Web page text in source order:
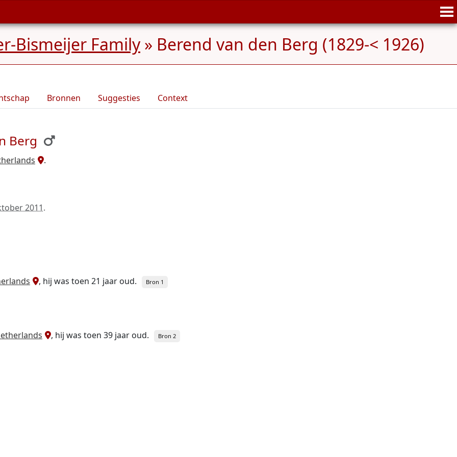
Bismeijer Family» Berend van den Berg (1829-< 1926)
Bronnen Suggesties Context
Berg
.
2011.
, hij was toen 21 jaar oud. Bron 1
, hij was toen 39 jaar oud. Bron 2